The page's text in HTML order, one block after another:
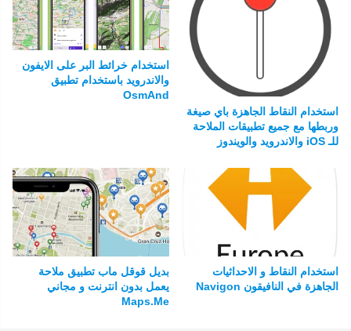
استخدام خرائط البر على الايفون
والاندرويد باستخدام تطبيق
OsmAnd
استخدام النقاط الجاهزة باي صيغة
وربطها مع جميع تطبيقات الملاحة
للـ iOS والاندرويد والويندوز
بديل قوقل ماب تطبيق ملاحة
يعمل بدون انترنت و مجاني
Maps.Me
استخدام النقاط و الاحداثيات
الجاهزة في النافيقون Navigon